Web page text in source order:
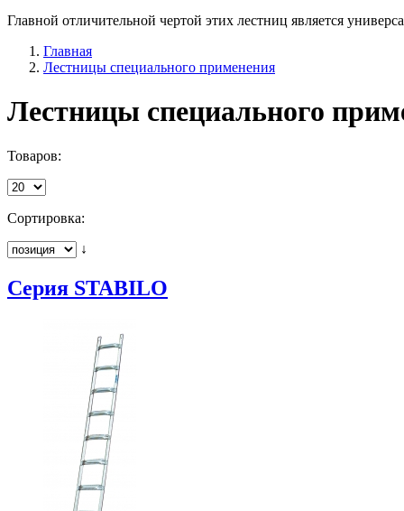
Главной отличительной чертой этих лестниц является
Главная
Лестницы специального применения
Лестницы специального
Товаров:
Сортировка:
↓
Серия STABILO